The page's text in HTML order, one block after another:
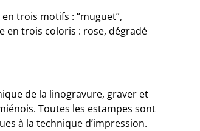
trois motifs : “muguet”,
en trois coloris : rose, dégradé
de la linogravure, graver et
Toutes les estampes sont
à la technique d’impression.